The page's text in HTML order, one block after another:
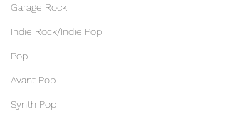
Garage Rock
Indie Rock/Indie Pop
Pop
Avant Pop
Synth Pop